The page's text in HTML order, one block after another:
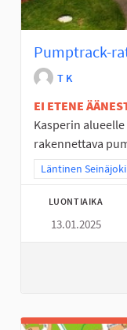
Pumptrack-
T K
EI ETENE
Kasperin
rakennettava
Rajaa tulokset
Läntinen Seinäjoki
LUONTIAIKA
13.01.2025